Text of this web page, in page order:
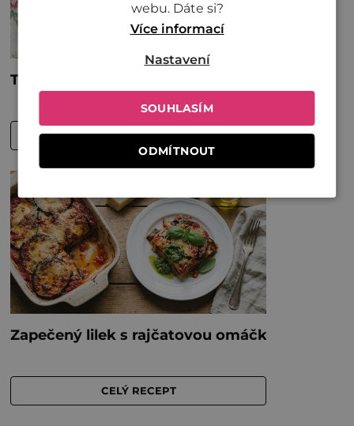
webu. Dáte si?
Více informací
SOUHLASÍM
ODMÍTNOUT
Nastavení